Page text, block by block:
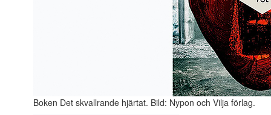
Boken Det skvallrande hjärtat. Bild: Nypon och Vilja förlag.